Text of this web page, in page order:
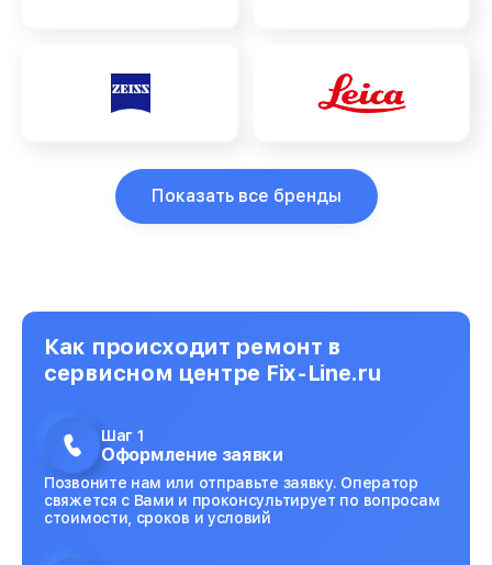
Показать все бренды
Как происходит ремонт в
сервисном центре Fix-Line.ru
Шаг 1
Оформление заявки
Позвоните нам или отправьте заявку. Оператор
свяжется с Вами и проконсультирует по вопросам
стоимости, сроков и условий